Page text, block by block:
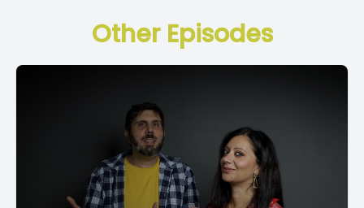
Other Episodes